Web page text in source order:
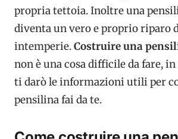
propria tettoia. Inoltre una
diventa un vero e proprio riparo
intemperie.Costruire una
non è una cosa difficile da fare,
ti darò le informazioni utili per
pensilina fai da te.